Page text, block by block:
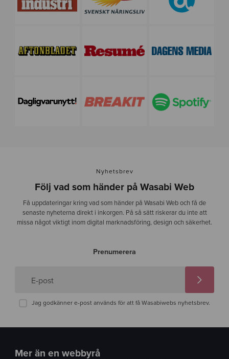
Nyhetsbrev
Följ vad som händer på Wasabi Web
Få uppdateringar kring vad som händer på Wasabi Web och få de
senaste nyheterna direkt i inkorgen. På så sätt riskerar du inte att
missa något viktigt inom digital marknadsföring, design och säkerhet.
Prenumerera
E-post
Jag godkänner e-post används för att få Wasabiwebs nyhetsbrev.
Mer än en webbyrå